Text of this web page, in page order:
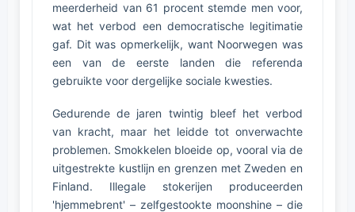
meerderheid van 61 procent stemde men voor,
wat het verbod een democratische legitimatie
gaf. Dit was opmerkelijk, want Noorwegen was
een van de eerste landen die referenda
gebruikte voor dergelijke sociale kwesties.
Gedurende de jaren twintig bleef het verbod
van kracht, maar het leidde tot onverwachte
problemen. Smokkelen bloeide op, vooral via de
uitgestrekte kustlijn en grenzen met Zweden en
Finland. Illegale stokerijen produceerden
'hjemmebrent' – zelfgestookte moonshine – die